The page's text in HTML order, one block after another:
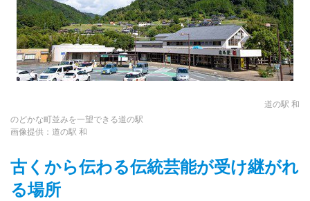
道の駅 和
のどかな町並みを一望できる道の駅
画像提供：道の駅 和
古くから伝わる伝統芸能が受け継がれ
る場所